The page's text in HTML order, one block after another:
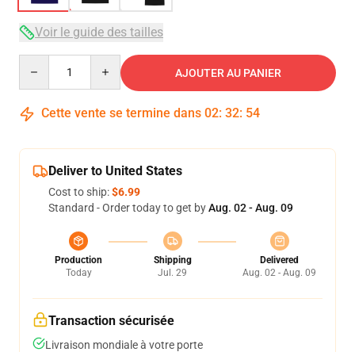
Voir le guide des tailles
AJOUTER AU PANIER
Cette vente se termine dans 02: 32: 53
Deliver to United States
Cost to ship:$6.99
Standard - Order today to get byAug. 02 - Aug. 09
Production
Today
Shipping
Jul. 29
Delivered
Aug. 02 - Aug. 09
Transaction sécurisée
Livraison mondiale à votre porte